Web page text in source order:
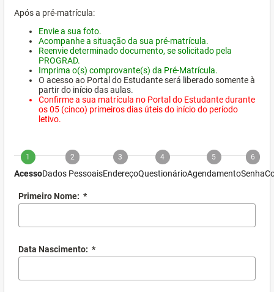
Após a pré-matrícula:
Envie a sua foto.
Acompanhe a situação da sua pré-matrícula.
Reenvie determinado documento, se solicitado pela
PROGRAD.
Imprima o(s) comprovante(s) da Pré-Matrícula.
O acesso ao Portal do Estudante será liberado somente à
partir do início das aulas.
Confirme a sua matrícula no Portal do Estudante durante
os 05 (cinco) primeiros dias úteis do início do período
letivo.
1
Acesso
2
Dados Pessoais
3
Endereço
4
Questionário
5
Agendamento
6
Senha
Primeiro Nome: *
Data Nascimento: *